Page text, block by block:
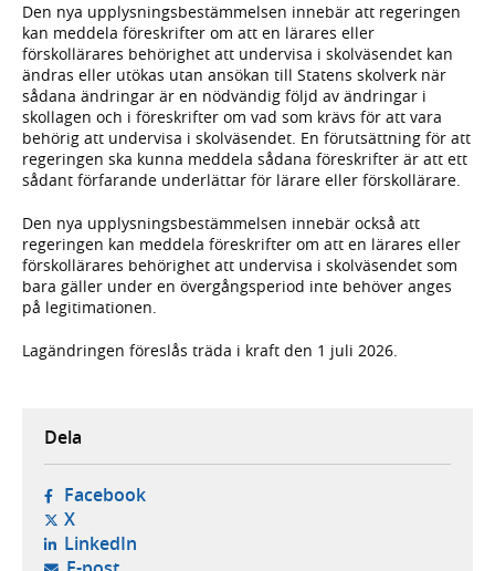
Den nya upplysningsbestämmelsen innebär att regeringen
kan meddela föreskrifter om att en lärares eller
förskollärares behörighet att undervisa i skolväsendet kan
ändras eller utökas utan ansökan till Statens skolverk när
sådana ändringar är en nödvändig följd av ändringar i
skollagen och i föreskrifter om vad som krävs för att vara
behörig att undervisa i skolväsendet. En förutsättning för att
regeringen ska kunna meddela sådana föreskrifter är att ett
sådant förfarande underlättar för lärare eller förskollärare.
Den nya upplysningsbestämmelsen innebär också att
regeringen kan meddela föreskrifter om att en lärares eller
förskollärares behörighet att undervisa i skolväsendet som
bara gäller under en övergångsperiod inte behöver anges
på legitimationen.
Lagändringen föreslås träda i kraft den 1 juli 2026.
Dela
Facebook- öppnas i ny flik, extern webbplats,
X- öppnas i ny flik, extern webbplats,
LinkedIn- öppnas i ny flik, extern webbplats,